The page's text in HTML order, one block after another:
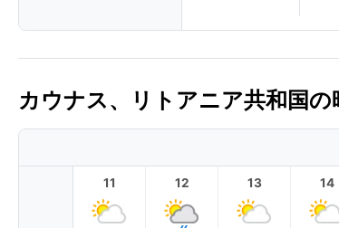
カウナス、リトアニア共和国の
11 12 13 14